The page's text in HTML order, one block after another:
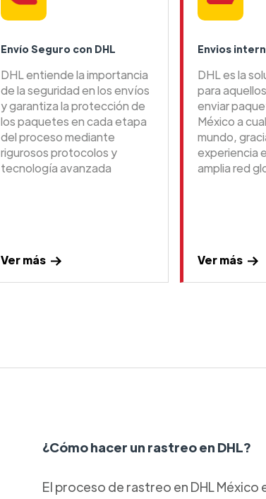
Envío Seguro con DHL
DHL entiende la importancia
de la seguridad en los envíos
y garantiza la protección de
los paquetes en cada etapa
del proceso mediante
rigurosos protocolos y
tecnología avanzada
Ver más
Envios
DHL es la
para
enviar
México a
mundo,
experiencia
amplia red
Ver más
¿Cómo hacer un rastreo en DHL?
El proceso de rastreo en DHL México